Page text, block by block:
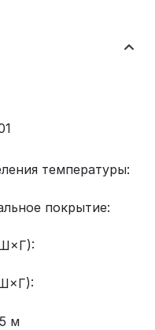
температуры:
покрытие:
м